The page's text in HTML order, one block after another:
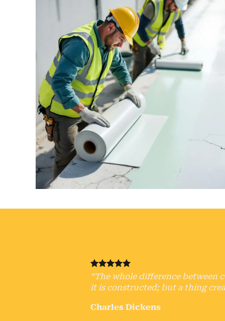
“The whole difference
it is constructed; but a thing
Charles Dickens